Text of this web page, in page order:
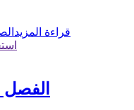
قراءة المزيد
الفصل